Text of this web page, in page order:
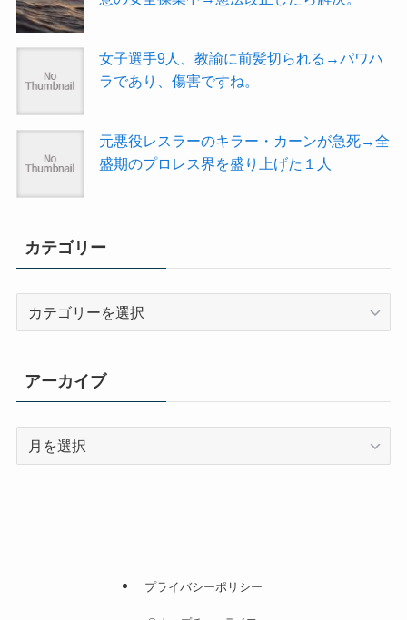
女子選手9人、教諭に前髪切られる→パワハ
ラであり、傷害ですね。
元悪役レスラーのキラー・カーンが急死→全
盛期のプロレス界を盛り上げた１人
カテゴリー
リ
ー
アーカイブ
プライバシーポリシー